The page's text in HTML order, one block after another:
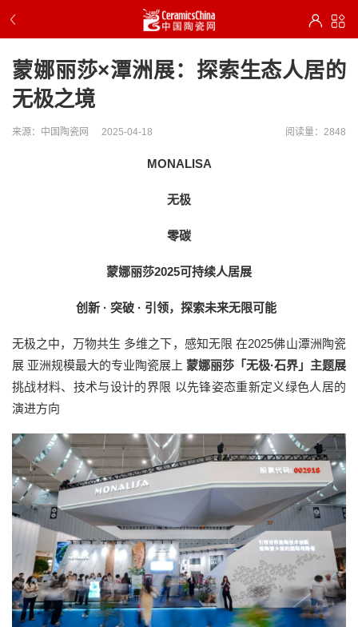
蒙娜丽莎×潭洲展：探索生态人居的
无极之境
来源：中国陶瓷网 2025-04-18 阅读量：2848
MONALISA
无极
零碳
蒙娜丽莎2025可持续人居展
创新 · 突破 · 引领，探索未来无限可能
无极之中，万物共生 多维之下，感知无限 在2025佛山潭洲陶瓷
展 亚洲规模最大的专业陶瓷展上 蒙娜丽莎「无极·石界」主题展
挑战材料、技术与设计的界限 以先锋姿态重新定义绿色人居的
演进方向